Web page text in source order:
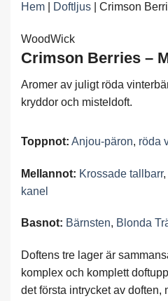
Hem Doftljus Crimson
WoodWick
Crimson Berries –
Aromer av juligt röda
kryddor och misteldoft.
Toppnot: Anjou-päron, röda
Mellannot: Krossade tallbarr,
kanel
Basnot: Bärnsten, Blonda
Doftens tre lager är
komplex och komplett
det första intrycket av doften,